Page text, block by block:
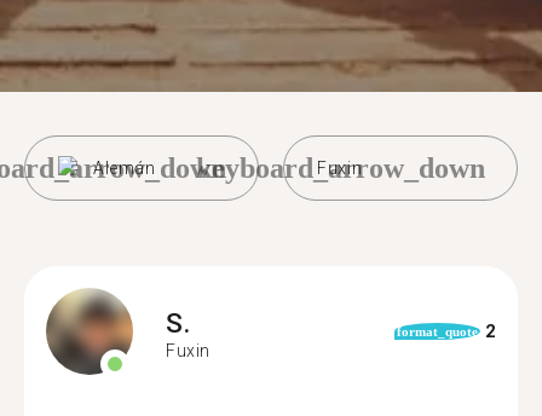
Alemán Fuxin
keyboard_arrow_down
S.
Fuxin
format_quote 2